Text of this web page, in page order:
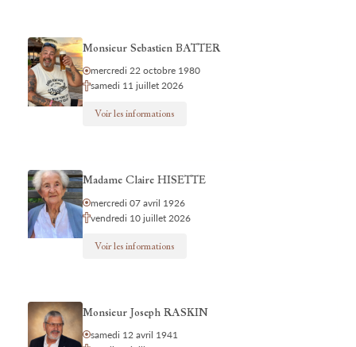
Monsieur Sebastien BATTER
mercredi 22 octobre 1980
samedi 11 juillet 2026
Voir les informations
Madame Claire HISETTE
mercredi 07 avril 1926
vendredi 10 juillet 2026
Voir les informations
Monsieur Joseph RASKIN
samedi 12 avril 1941